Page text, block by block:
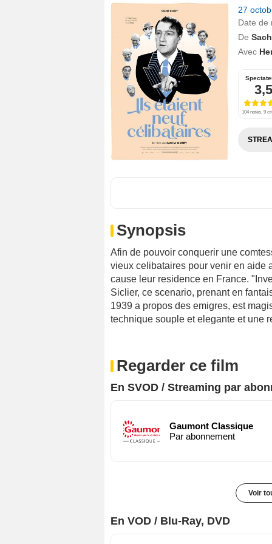
27
Date de
De
Avec
3,5
104 notes, 9
Synopsis
Afin de pouvoir conquerir une
vieux celibataires pour venir en aide
cause leur residence en France.
Siclier, ce scenario, prenant en
1939 a propos des emigres, est
technique souple et elegante et une
Regarder ce film
En SVOD / Streaming par
Gaumont Classique
Par abonnement
Voir
En VOD / Blu-Ray, DVD